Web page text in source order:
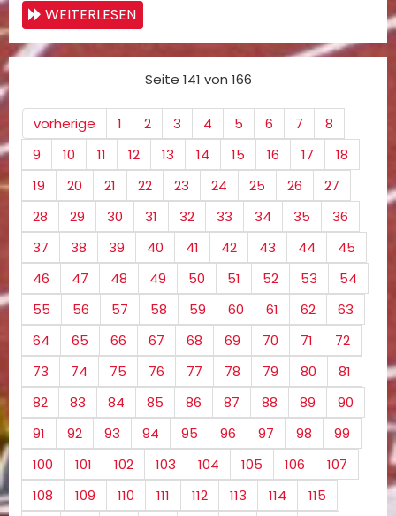
WEITERLESEN
Seite 141 von 166
vorherige 1 2 3 4 5 6 7
8
9
10 11 12 13 14 15 16 17
18
19
20 21 22 23 24 25 26
27
28
29 30 31 32 33 34 35
36
37
38 39 40 41 42 43 44
45
46
47 48 49 50 51 52 53
54
55
56 57 58 59 60 61 62
63
64
65 66 67 68 69 70 71
72
73
74 75 76 77 78 79 80
81
82
83 84 85 86 87 88 89
90
91
92 93 94 95 96 97 98
99
100
101 102 103 104 105 106
107
108
109 110 111 112 113 114
115